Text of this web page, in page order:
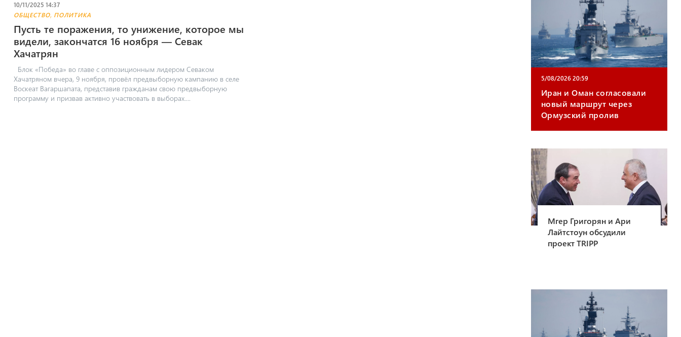
10/11/2025 14:37
ОБЩЕСТВО, ПОЛИТИКА
Пусть те поражения, то унижение, которое мы
видели, закончатся 16 ноября — Севак
Хачатрян
Блок «Победа» во главе с оппозиционным лидером Севаком
Хачатряном вчера, 9 ноября, провёл предвыборную кампанию в селе
Воскеат Вагаршапата, представив гражданам свою предвыборную
программу и призвав активно участвовать в выборах....
5/08/2026 20:59
Иран и Оман согласовали
новый маршрут через
Ормузский пролив
Мгер Григорян и Ари
Лайтстоун обсудили
проект TRIPP